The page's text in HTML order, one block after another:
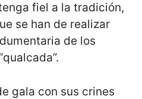
fiel a la tradición,
se han de realizar
de los
gala con sus crines